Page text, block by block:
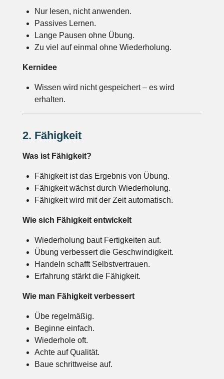
Nur lesen, nicht anwenden.
Passives Lernen.
Lange Pausen ohne Übung.
Zu viel auf einmal ohne Wiederholung.
Kernidee
Wissen wird nicht gespeichert – es wird
erhalten.
2. Fähigkeit
Was ist Fähigkeit?
Fähigkeit ist das Ergebnis von Übung.
Fähigkeit wächst durch Wiederholung.
Fähigkeit wird mit der Zeit automatisch.
Wie sich Fähigkeit entwickelt
Wiederholung baut Fertigkeiten auf.
Übung verbessert die Geschwindigkeit.
Handeln schafft Selbstvertrauen.
Erfahrung stärkt die Fähigkeit.
Wie man Fähigkeit verbessert
Übe regelmäßig.
Beginne einfach.
Wiederhole oft.
Achte auf Qualität.
Baue schrittweise auf.